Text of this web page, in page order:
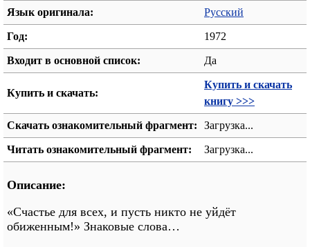
Язык оригинала: Русский
Год: 1972
Входит в основной список: Да
Купить и скачать:
Купить и скачать
книгу >>>
Скачать ознакомительный фрагмент: Загрузка...
Читать ознакомительный фрагмент: Загрузка...
Описание:
«Счастье для всех, и пусть никто не уйдёт
обиженным!» Знаковые слова…